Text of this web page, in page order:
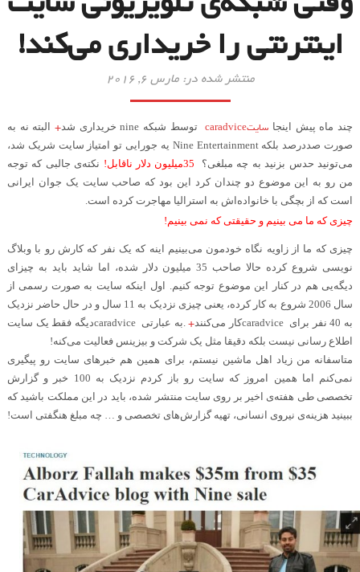
اینترنتی را خریداری می‌کند!
منتشر شده در: مارس 6, 2016
چند ماه پیش اینجا سایتcaradvice توسط شبکه nine خریداری شد+
البته نه به
صورت صددرصد بلکه Nine Entertainment یه جورایی تو امتیاز سایت شریک شد،
می‌تونید حدس بزنید به چه مبلغی؟
35میلیون دلار ناقابل! نکته‌ی جالبی که توجه
من رو به این موضوع دو چندان کرد این بود که صاحب سایت یک جوان ایرانی
است که از بچگی با خانواده‌اش به استرالیا مهاجرت کرده است.
چیزی که ما می بینیم و حقیقتی که نمی بینیم!
چیزی که ما از زاویه نگاه خودمون می‌بینیم اینه که یک نفر که کارش رو با وبلاگ
نویسی شروع کرده حالا صاحب 35 میلیون دلار شده، اما شاید باید به چیزای
دیگه‌یی هم در کنار این موضوع توجه کنیم. اول اینکه سایت به صورت رسمی از
سال 2006 شروع به کار کرده، یعنی چیزی نزدیک به 11 سال و در حال حاضر نزدیک
به 40 نفر برای
caradviceکار می‌کنند+
.به عبارتی caradviceدیگه فقط یک سایت
اطلاع رسانی نیست بلکه دقیقا مثل یک شرکت و بیزینس فعالیت می‌کنه!
متاسفانه من زیاد اهل ماشین نیستم، برای همین هم خبرهای سایت رو پیگیری
نمی‌کنم اما همین امروز که سایت رو باز کردم نزدیک به 100 خبر و گزارش
تخصصی طی هفته‌ی اخیر بر روی سایت منتشر شده، باید در این مملکت باشید که
ببینید هزینه‌ی نیروی انسانی، تهیه گزارش‌های تخصصی و … چه مبلغ هنگفتی است!